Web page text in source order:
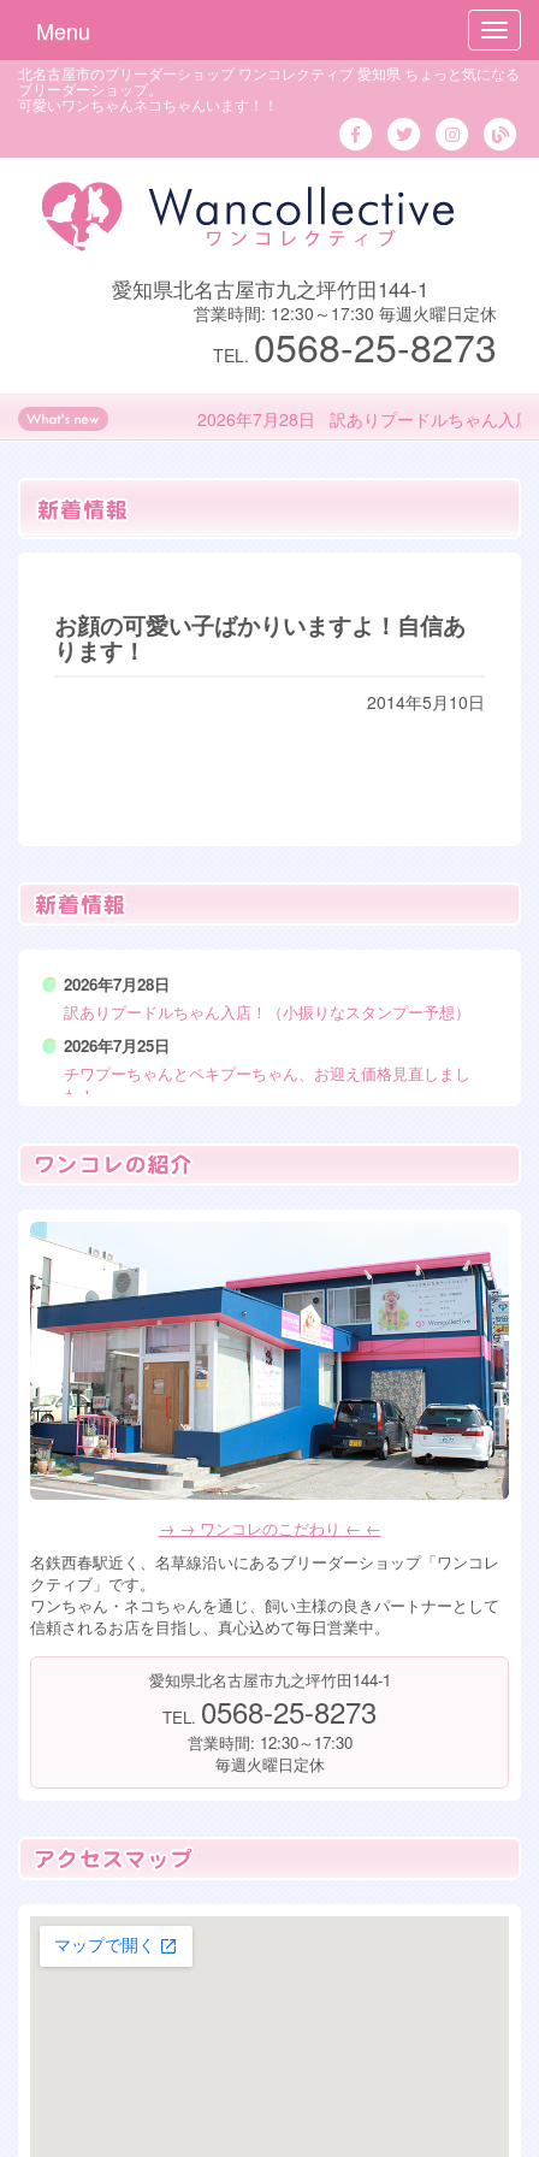
北名古屋市のブリーダーショップ ワンコレクティブ 愛知県 ちょっと気になる
ブリーダーショップ。
可愛いワンちゃんネコちゃんいます！！
愛知県北名古屋市九之坪竹田144-1
営業時間: 12:30～17:30 毎週火曜日定休
TEL. 0568-25-8273
Menu
2026年7月28日 訳ありプードルちゃん入店
お顔の可愛い子ばかりいますよ！自信あ
ります！
2014年5月10日
2026年7月28日
訳ありプードルちゃん入店！（小振りなスタンプー予想）
2026年7月25日
チワプーちゃんとペキプーちゃん、お迎え価格見直しまし
た！
フレンチブルドッグ女の子 残り2人！
2026年6月13日
ペキプー ミックス犬の女の子入店！
2026年6月10日
ミックス犬 ペキプー女の子入店します！
2026年5月28日
可愛すぎるミックス犬女の子達入店！ チワプー&マルシーズ
ー
2026年4月6日
ポメションMIX犬男の子、トイプードル女の子入店！
2026年1月30日
珍しい！ホワイトシュナウザー入店！
→ → ワンコレのこだわり ← ←
名鉄西春駅近く、名草線沿いにあるブリーダーショップ「ワンコレ
クティブ」です。
ワンちゃん・ネコちゃんを通じ、飼い主様の良きパートナーとして
信頼されるお店を目指し、真心込めて毎日営業中。
愛知県北名古屋市九之坪竹田144-1
TEL. 0568-25-8273
営業時間: 12:30～17:30
毎週火曜日定休
大きな地図で見る